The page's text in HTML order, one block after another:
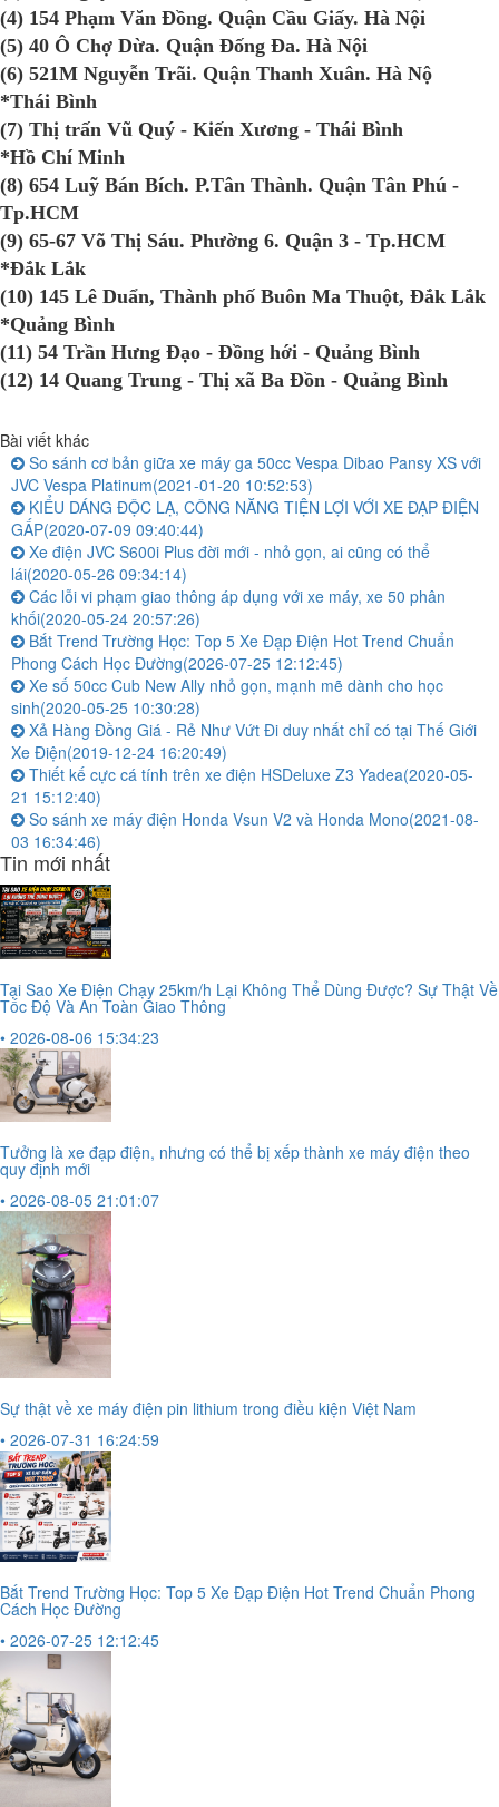
(4) 154 Phạm Văn Đồng. Quận Cầu Giấy. Hà Nội
(5) 40 Ô Chợ Dừa. Quận Đống Đa. Hà Nội
(6) 521M Nguyễn Trãi. Quận Thanh Xuân. Hà Nộ
*Thái Bình
(7) Thị trấn Vũ Quý - Kiến Xương - Thái Bình
*Hồ Chí Minh
(8) 654 Luỹ Bán Bích. P.Tân Thành. Quận Tân Phú -
Tp.HCM
(9) 65-67 Võ Thị Sáu. Phường 6. Quận 3 - Tp.HCM
*Đắk Lắk
(10) 145 Lê Duẩn, Thành phố Buôn Ma Thuột, Đắk Lắk
*Quảng Bình
(11) 54 Trần Hưng Đạo - Đồng hới - Quảng Bình
(12) 14 Quang Trung - Thị xã Ba Đồn - Quảng Bình
Bài viết khác
So sánh cơ bản giữa xe máy ga 50cc Vespa Dibao Pansy XS với
JVC Vespa Platinum(2021-01-20 10:52:53)
KIỂU DÁNG ĐỘC LẠ, CÔNG NĂNG TIỆN LỢI VỚI XE ĐẠP ĐIỆN
GẤP(2020-07-09 09:40:44)
Xe điện JVC S600i Plus đời mới - nhỏ gọn, ai cũng có thể
lái(2020-05-26 09:34:14)
Các lỗi vi phạm giao thông áp dụng với xe máy, xe 50 phân
khối(2020-05-24 20:57:26)
Bắt Trend Trường Học: Top 5 Xe Đạp Điện Hot Trend Chuẩn
Phong Cách Học Đường(2026-07-25 12:12:45)
Xe số 50cc Cub New Ally nhỏ gọn, mạnh mẽ dành cho học
sinh(2020-05-25 10:30:28)
Xả Hàng Đồng Giá - Rẻ Như Vứt Đi duy nhất chỉ có tại Thế Giới
Xe Điện(2019-12-24 16:20:49)
Thiết kế cực cá tính trên xe điện HSDeluxe Z3 Yadea(2020-05-
21 15:12:40)
So sánh xe máy điện Honda Vsun V2 và Honda Mono(2021-08-
03 16:34:46)
Tin mới nhất
Tại Sao Xe Điện Chạy 25km/h Lại Không Thể Dùng Được? Sự Thật Về
Tốc Độ Và An Toàn Giao Thông
• 2026-08-06 15:34:23
Tưởng là xe đạp điện, nhưng có thể bị xếp thành xe máy điện theo
quy định mới
• 2026-08-05 21:01:07
Sự thật về xe máy điện pin lithium trong điều kiện Việt Nam
• 2026-07-31 16:24:59
Bắt Trend Trường Học: Top 5 Xe Đạp Điện Hot Trend Chuẩn Phong
Cách Học Đường
• 2026-07-25 12:12:45